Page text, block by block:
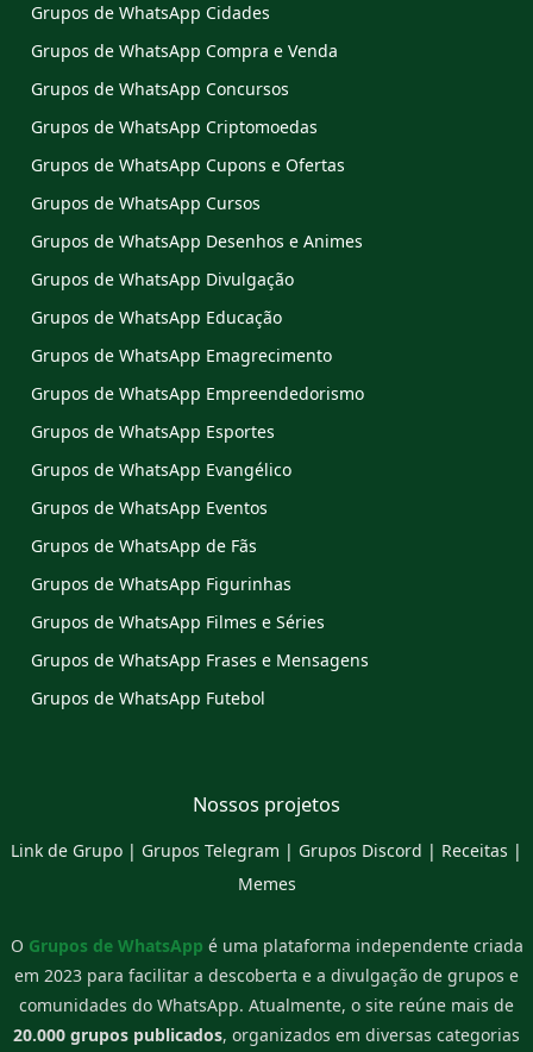
Grupos de WhatsApp Cidades
Grupos de WhatsApp Compra e Venda
Grupos de WhatsApp Concursos
Grupos de WhatsApp Criptomoedas
Grupos de WhatsApp Cupons e Ofertas
Grupos de WhatsApp Cursos
Grupos de WhatsApp Desenhos e Animes
Grupos de WhatsApp Divulgação
Grupos de WhatsApp Educação
Grupos de WhatsApp Emagrecimento
Grupos de WhatsApp Empreendedorismo
Grupos de WhatsApp Esportes
Grupos de WhatsApp Evangélico
Grupos de WhatsApp Eventos
Grupos de WhatsApp de Fãs
Grupos de WhatsApp Figurinhas
Grupos de WhatsApp Filmes e Séries
Grupos de WhatsApp Frases e Mensagens
Grupos de WhatsApp Futebol
Nossos projetos
Link de Grupo | Grupos Telegram | Grupos Discord | Receitas |
Memes
O Grupos de WhatsApp é uma plataforma independente criada
em 2023 para facilitar a descoberta e a divulgação de grupos e
comunidades do WhatsApp. Atualmente, o site reúne mais de
20.000 grupos publicados, organizados em diversas categorias